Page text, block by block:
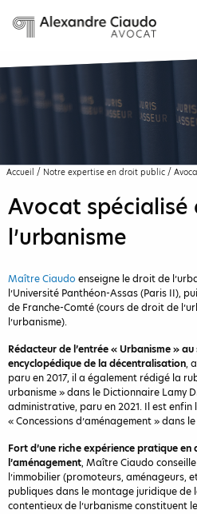
Accueil / Notre expertise en droit public /
Avocat spécialisé
l’urbanisme
Maître Ciaudo enseigne le droit de
l’Université Panthéon-Assas (Paris II),
de Franche-Comté (cours de droit de
l’urbanisme).
Rédacteur de l’entrée « Urbanisme »
encyclopédique de la décentralisation,
paru en 2017, il a également rédigé la
urbanisme » dans le Dictionnaire Lamy
administrative, paru en 2021. Il est enfin
« Concessions d’aménagement » dans
Fort d’une riche expérience pratique en
l’aménagement, Maître Ciaudo
l’immobilier (promoteurs, aménageurs,
publiques dans le montage juridique de
contentieux de l’urbanisme constituent